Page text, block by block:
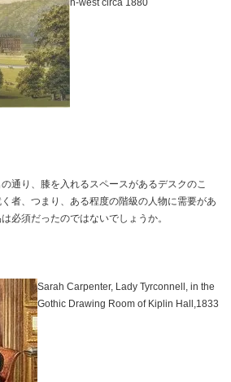
通り、膝を入れるスペースがあるデスクのこ
者、つまり、ある程度の階級の人物に需要があ
必須だったのではないでしょうか。
Sarah Carpenter, Lady Tyrconnell, in the
Gothic Drawing Room of Kiplin Hall,1833